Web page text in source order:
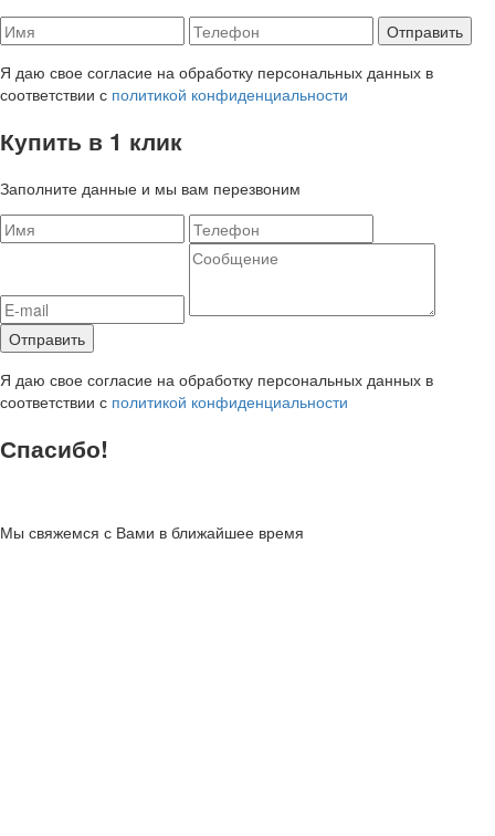
Я даю свое согласие на обработку персональных данных в
соответствии с политикой конфиденциальности
Купить в 1 клик
Заполните данные и мы вам перезвоним
Я даю свое согласие на обработку персональных данных в
соответствии с политикой конфиденциальности
Спасибо!
Мы свяжемся с Вами в ближайшее время